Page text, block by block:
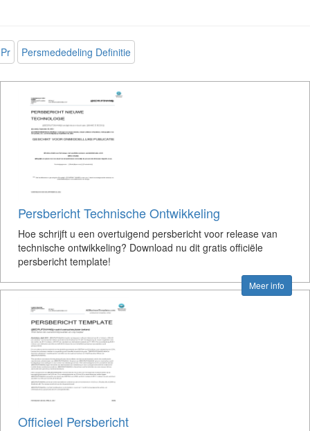
Pr Persmededeling Definitie
Persbericht Technische Ontwikkeling
Hoe schrijft u een overtuigend persbericht voor release van
technische ontwikkeling? Download nu dit gratis officiële
persbericht template!
Meer info
Officieel Persbericht